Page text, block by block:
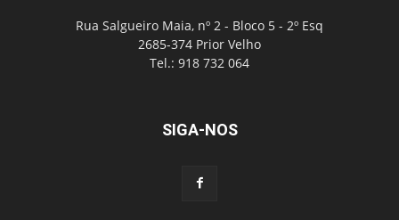
Rua Salgueiro Maia, nº 2 - Bloco 5 - 2º Esq
2685-374 Prior Velho
Tel.: 918 732 064
SIGA-NOS